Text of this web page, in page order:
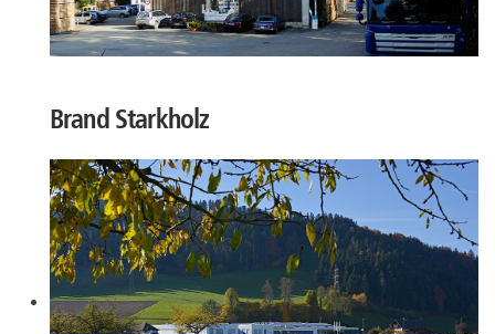
Brand Starkholz